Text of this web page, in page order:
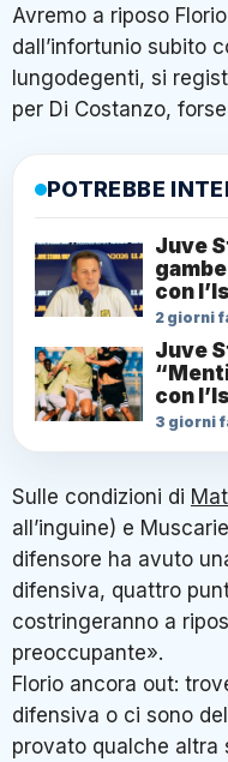
Avremo a riposo
dall’infortunio subito
lungodegenti, si
per Di Costanzo,
POTREBBE
Juve
con
2 giorni
Juve
con
3 giorni
Sulle condizioni di
all’inguine) e
difensore ha avuto
difensiva, quattro
costringeranno a
preoccupante».
Florio ancora out:
difensiva o ci sono
provato qualche altra